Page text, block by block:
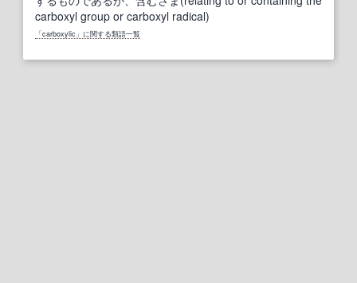
carboxyl group or carboxyl radical)
「carboxylic」に関する類語一覧